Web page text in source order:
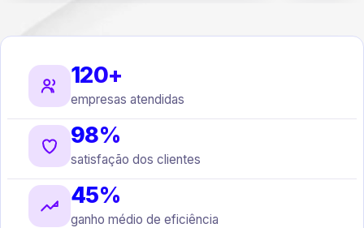
120+
empresas atendidas
98%
satisfação dos clientes
45%
ganho médio de eficiência